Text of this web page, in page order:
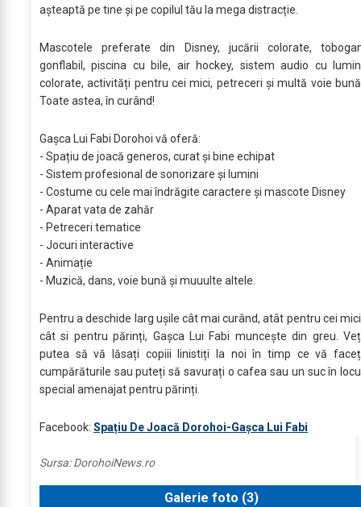
așteaptă pe tine și pe copilul tău la mega distracție.
Mascotele preferate din Disney, jucării colorate,
gonflabil, piscina cu bile, air hockey, sistem audio cu
colorate, activități pentru cei mici, petreceri și multă voie
Toate astea, în curând!
Gașca Lui Fabi Dorohoi vă oferă:
- Spațiu de joacă generos, curat și bine echipat
- Sistem profesional de sonorizare și lumini
- Costume cu cele mai îndrăgite caractere și mascote Disney
- Aparat vata de zahăr
- Petreceri tematice
- Jocuri interactive
- Animație
- Muzică, dans, voie bună și muuulte altele.
Pentru a deschide larg ușile cât mai curând, atât pentru cei
cât si pentru părinți, Gașca Lui Fabi muncește din greu.
putea să vă lăsați copiii linistiți la noi în timp ce vă
cumpărăturile sau puteți să savurați o cafea sau un suc în
special amenajat pentru părinți.
Facebook: Spațiu De Joacă Dorohoi-Gașca Lui Fabi
Sursa:DorohoiNews.ro
Galerie foto (3)